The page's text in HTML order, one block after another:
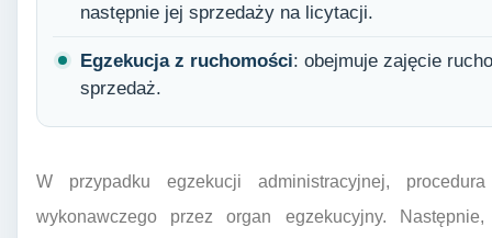
następnie jej sprzedaży na licytacji.
Egzekucja z ruchomości: obejmuje zajęcie
sprzedaż.
W przypadku egzekucji administracyjnej,
wykonawczego przez organ egzekucyjny.